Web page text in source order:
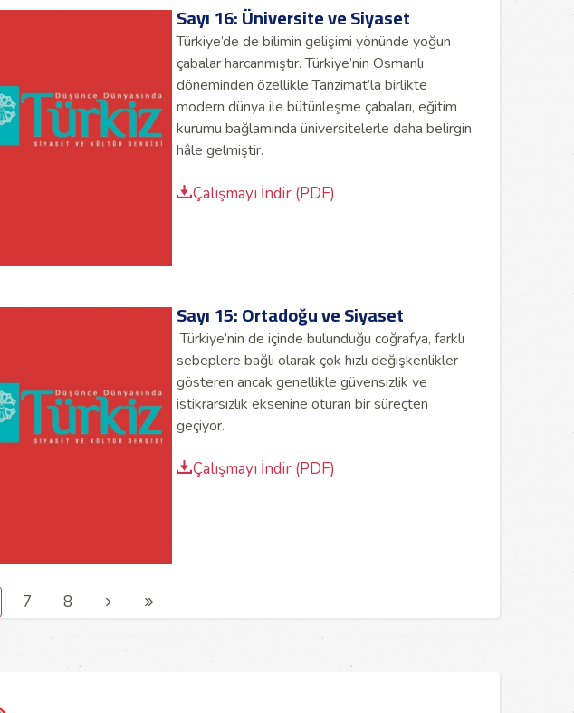
Sayı 16: Üniversite ve Siyaset
Türkiye’de de bilimin gelişimi yönünde yoğun
çabalar harcanmıştır. Türkiye’nin Osmanlı
döneminden özellikle Tanzimat’la birlikte
modern dünya ile bütünleşme çabaları, eğitim
kurumu bağlamında üniversitelerle daha belirgin
hâle gelmiştir.
Çalışmayı İndir (PDF)
Sayı 15: Ortadoğu ve Siyaset
Türkiye’nin de içinde bulunduğu coğrafya, farklı
sebeplere bağlı olarak çok hızlı değişkenlikler
gösteren ancak genellikle güvensizlik ve
istikrarsızlık eksenine oturan bir süreçten
geçiyor.
Çalışmayı İndir (PDF)
7 8